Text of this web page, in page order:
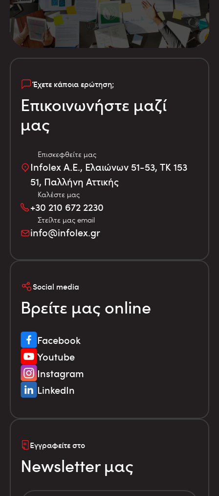
Έχετε κάποια ερώτηση;
Επικοινωνήστε μαζί
μας
Επισκεφθείτε μας
Infolex Α.Ε., Ελαιώνων 51-53, TK 153
51, Παλλήνη Αττικής
Καλέστε μας
+30 210 672 2230
Στείλτε μας email
info@infolex.gr
Social media
Βρείτε μας online
Facebook
Youtube
Instagram
LinkedIn
Εγγραφείτε στο
Newsletter μας